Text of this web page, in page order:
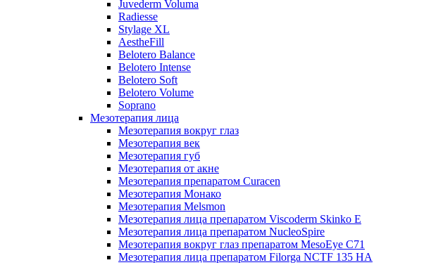
Juvederm Voluma
Radiesse
Stylage XL
AestheFill
Belotero Balance
Belotero Intense
Belotero Soft
Belotero Volume
Soprano
Мезотерапия лица
Мезотерапия вокруг глаз
Мезотерапия век
Мезотерапия губ
Мезотерапия от акне
Мезотерапия препаратом Curacen
Мезотерапия Монако
Мезотерапия Melsmon
Мезотерапия лица препаратом Viscoderm Skinko E
Мезотерапия лица препаратом NucleoSpire
Мезотерапия вокруг глаз препаратом MesoEye С71
Мезотерапия лица препаратом Filorga NCTF 135 HA